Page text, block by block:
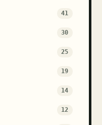
41
30
25
19
14
12